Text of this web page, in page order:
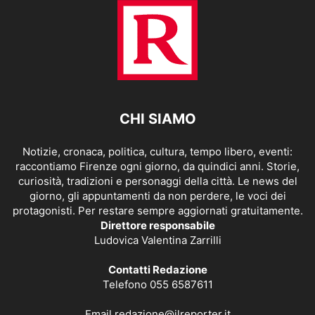
CHI SIAMO
Notizie, cronaca, politica, cultura, tempo libero, eventi:
raccontiamo Firenze ogni giorno, da quindici anni. Storie,
curiosità, tradizioni e personaggi della città. Le news del
giorno, gli appuntamenti da non perdere, le voci dei
protagonisti. Per restare sempre aggiornati gratuitamente.
Direttore responsabile
Ludovica Valentina Zarrilli
Contatti Redazione
Telefono 055 6587611